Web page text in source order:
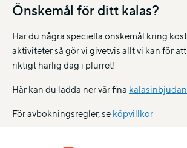
Önskemål för ditt kalas?
Har du några speciella önskemål kring
aktiviteter så gör vi givetvis allt vi kan för
riktigt härlig dag i plurret!
Här kan du ladda ner vår fina kalasinbjudan
För avbokningsregler, seköpvillkor